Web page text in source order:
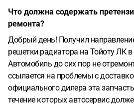
Что должна содержать
ремонта?
Добрый день! Получил
решетки радиатора на Тойоту ЛК в
Автомобиль до сих пор не
ссылается на проблемы с
официального дилера эта
течение которых автосервис